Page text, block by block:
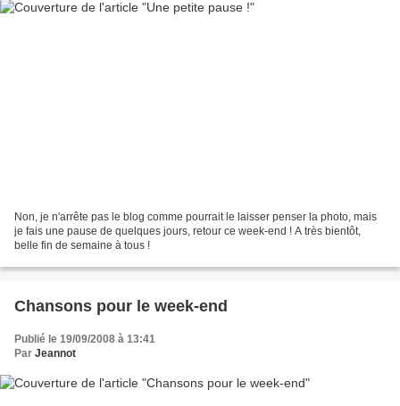
Non, je n'arrête pas le blog comme pourrait le laisser penser la photo, mais
je fais une pause de quelques jours, retour ce week-end ! A très bientôt,
belle fin de semaine à tous !
Chansons pour le week-end
Publié le 19/09/2008 à 13:41
Par Jeannot